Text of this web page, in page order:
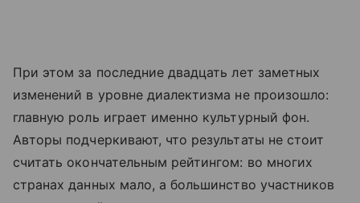
При этом за последние двадцать лет заметных
изменений в уровне диалектизма не произошло:
главную роль играет именно культурный фон.
Авторы подчеркивают, что результаты не стоит
считать окончательным рейтингом: во многих
странах данных мало, а большинство участников